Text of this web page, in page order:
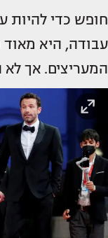
חופש כדי
עבודה, היא
המעריצים. אך לא